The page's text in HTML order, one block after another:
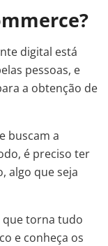
digital está
pessoas, e
a obtenção de
buscam a
é preciso ter
algo que seja
que torna tudo
e conheça os